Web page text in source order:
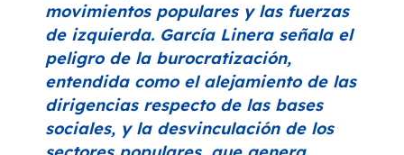
movimientos populares y las fuerzas
de izquierda. García Linera señala el
peligro de la burocratización,
entendida como el alejamiento de las
dirigencias respecto de las bases
sociales, y la desvinculación de los